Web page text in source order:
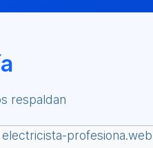
respaldan